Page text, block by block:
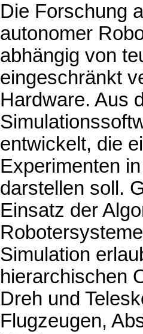
Die Forschung
autonomer
abhängig von
eingeschränkt
Hardware. Aus
entwickelt, die
Experimenten
darstellen soll.
Einsatz der
Simulation
hierarchischen
Dreh­ und
Flugzeugen,